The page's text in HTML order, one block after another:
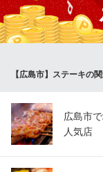
広電本線紙屋町
広島県広島市中区紙屋
【広島市】ステーキの
広島市
人気店